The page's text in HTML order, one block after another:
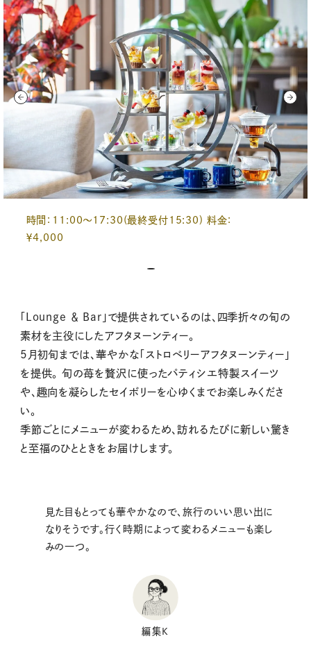
時間：11:00～17:30(最終受付15:30) 料金：
￥4,000
「Lounge ＆ Bar」で提供されているのは、四季折々の旬の
素材を主役にしたアフタヌーンティー。
5月初旬までは、華やかな「ストロベリーアフタヌーンティー」
を提供。 旬の苺を贅沢に使ったパティシエ特製スイーツ
や、趣向を凝らしたセイボリーを心ゆくまでお楽しみくださ
い。
季節ごとにメニューが変わるため、訪れるたびに新しい驚き
と至福のひとときをお届けします。
見た目もとっても華やかなので、旅行のいい思い出に
なりそうです。行く時期によって変わるメニューも楽し
みの一つ。
編集K